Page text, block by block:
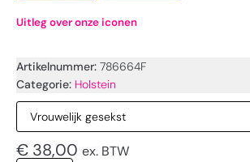
Uitleg over onze iconen
Artikelnummer: 786664F
Categorie: Holstein
€ 38,00 ex. BTW